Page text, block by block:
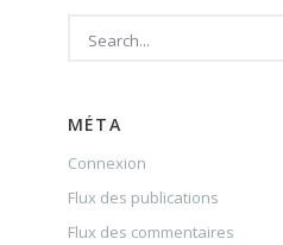
MÉTA
Connexion
Flux des publications
Flux des commentaires